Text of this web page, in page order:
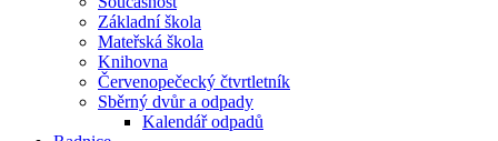
Základní škola
Mateřská škola
Knihovna
Červenopečecký čtvrtletník
Sběrný dvůr a odpady
Kalendář odpadů